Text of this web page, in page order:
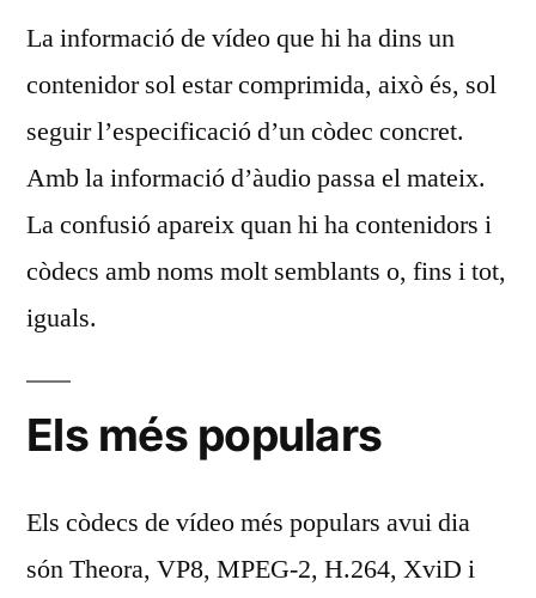
La informació de vídeo que hi ha dins un
contenidor sol estar comprimida, això és, sol
seguir l’especificació d’un còdec concret.
Amb la informació d’àudio passa el mateix.
La confusió apareix quan hi ha contenidors i
còdecs amb noms molt semblants o, fins i tot,
iguals.
Els més populars
Els còdecs de vídeo més populars avui dia
són Theora, VP8, MPEG-2, H.264, XviD i